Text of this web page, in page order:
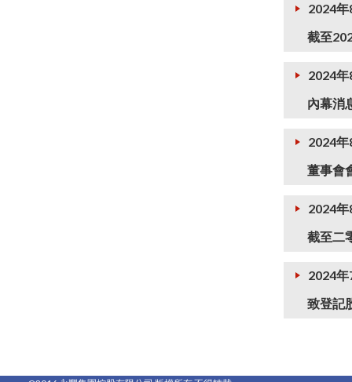
2024
截至
2024
內幕消
2024
董事會
2024
截至二
2024
致登記